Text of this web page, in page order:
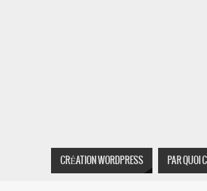
CRÉATION WORDPRESS PAR QUOI